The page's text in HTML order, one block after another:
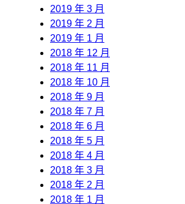
2019 年 3 月
2019 年 2 月
2019 年 1 月
2018 年 12 月
2018 年 11 月
2018 年 10 月
2018 年 9 月
2018 年 7 月
2018 年 6 月
2018 年 5 月
2018 年 4 月
2018 年 3 月
2018 年 2 月
2018 年 1 月